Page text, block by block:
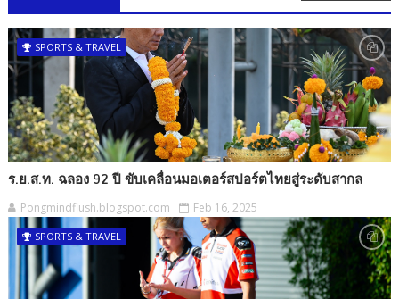
SPORTS & TRAVEL
ร.ย.ส.ท. ฉลอง 92 ปี ขับเคลื่อนมอเตอร์สปอร์ตไทยสู่ระดับสากล
Pongmindflush.blogspot.com Feb 16, 2025
SPORTS & TRAVEL